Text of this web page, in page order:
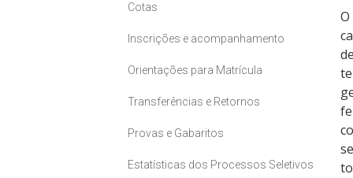
Cotas
Inscrições e acompanhamento
Orientações para Matrícula
Transferências e Retornos
Provas e Gabaritos
Estatísticas dos Processos Seletivos